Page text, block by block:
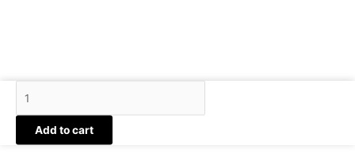
Cover
Cap
Add to cart